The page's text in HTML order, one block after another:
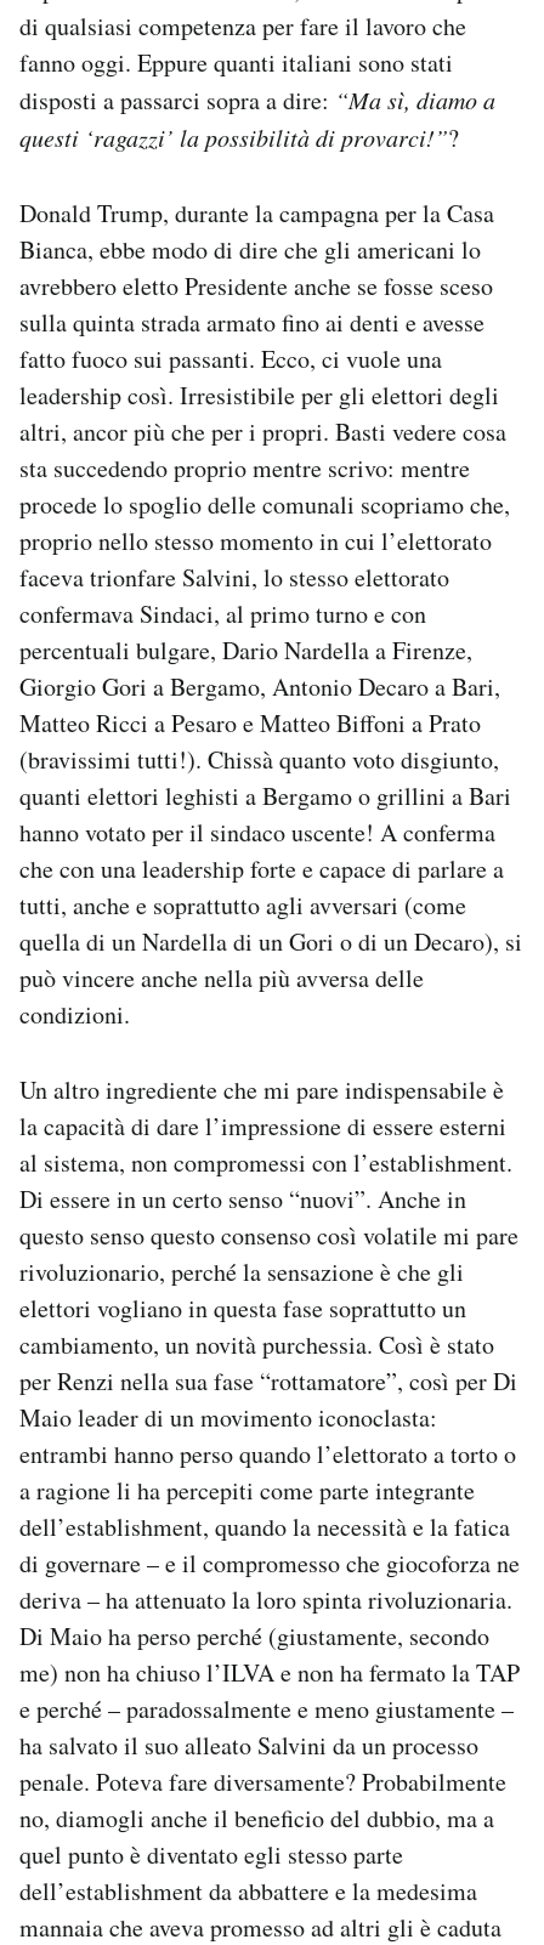
di qualsiasi competenza per fare il lavoro che
fanno oggi. Eppure quanti italiani sono stati
disposti a passarci sopra a dire: “Ma sì, diamo a
questi ‘ragazzi’ la possibilità di provarci!”?
Donald Trump, durante la campagna per la Casa
Bianca, ebbe modo di dire che gli americani lo
avrebbero eletto Presidente anche se fosse sceso
sulla quinta strada armato fino ai denti e avesse
fatto fuoco sui passanti. Ecco, ci vuole una
leadership così. Irresistibile per gli elettori degli
altri, ancor più che per i propri. Basti vedere cosa
sta succedendo proprio mentre scrivo: mentre
procede lo spoglio delle comunali scopriamo che,
proprio nello stesso momento in cui l’elettorato
faceva trionfare Salvini, lo stesso elettorato
confermava Sindaci, al primo turno e con
percentuali bulgare, Dario Nardella a Firenze,
Giorgio Gori a Bergamo, Antonio Decaro a Bari,
Matteo Ricci a Pesaro e Matteo Biffoni a Prato
(bravissimi tutti!). Chissà quanto voto disgiunto,
quanti elettori leghisti a Bergamo o grillini a Bari
hanno votato per il sindaco uscente! A conferma
che con una leadership forte e capace di parlare a
tutti, anche e soprattutto agli avversari (come
quella di un Nardella di un Gori o di un Decaro), si
può vincere anche nella più avversa delle
condizioni.
Un altro ingrediente che mi pare indispensabile è
la capacità di dare l’impressione di essere esterni
al sistema, non compromessi con l’establishment.
Di essere in un certo senso “nuovi”. Anche in
questo senso questo consenso così volatile mi pare
rivoluzionario, perché la sensazione è che gli
elettori vogliano in questa fase soprattutto un
cambiamento, un novità purchessia. Così è stato
per Renzi nella sua fase “rottamatore”, così per Di
Maio leader di un movimento iconoclasta:
entrambi hanno perso quando l’elettorato a torto o
a ragione li ha percepiti come parte integrante
dell’establishment, quando la necessità e la fatica
di governare – e il compromesso che giocoforza ne
deriva – ha attenuato la loro spinta rivoluzionaria.
Di Maio ha perso perché (giustamente, secondo
me) non ha chiuso l’ILVA e non ha fermato la TAP
e perché – paradossalmente e meno giustamente –
ha salvato il suo alleato Salvini da un processo
penale. Poteva fare diversamente? Probabilmente
no, diamogli anche il beneficio del dubbio, ma a
quel punto è diventato egli stesso parte
dell’establishment da abbattere e la medesima
mannaia che aveva promesso ad altri gli è caduta